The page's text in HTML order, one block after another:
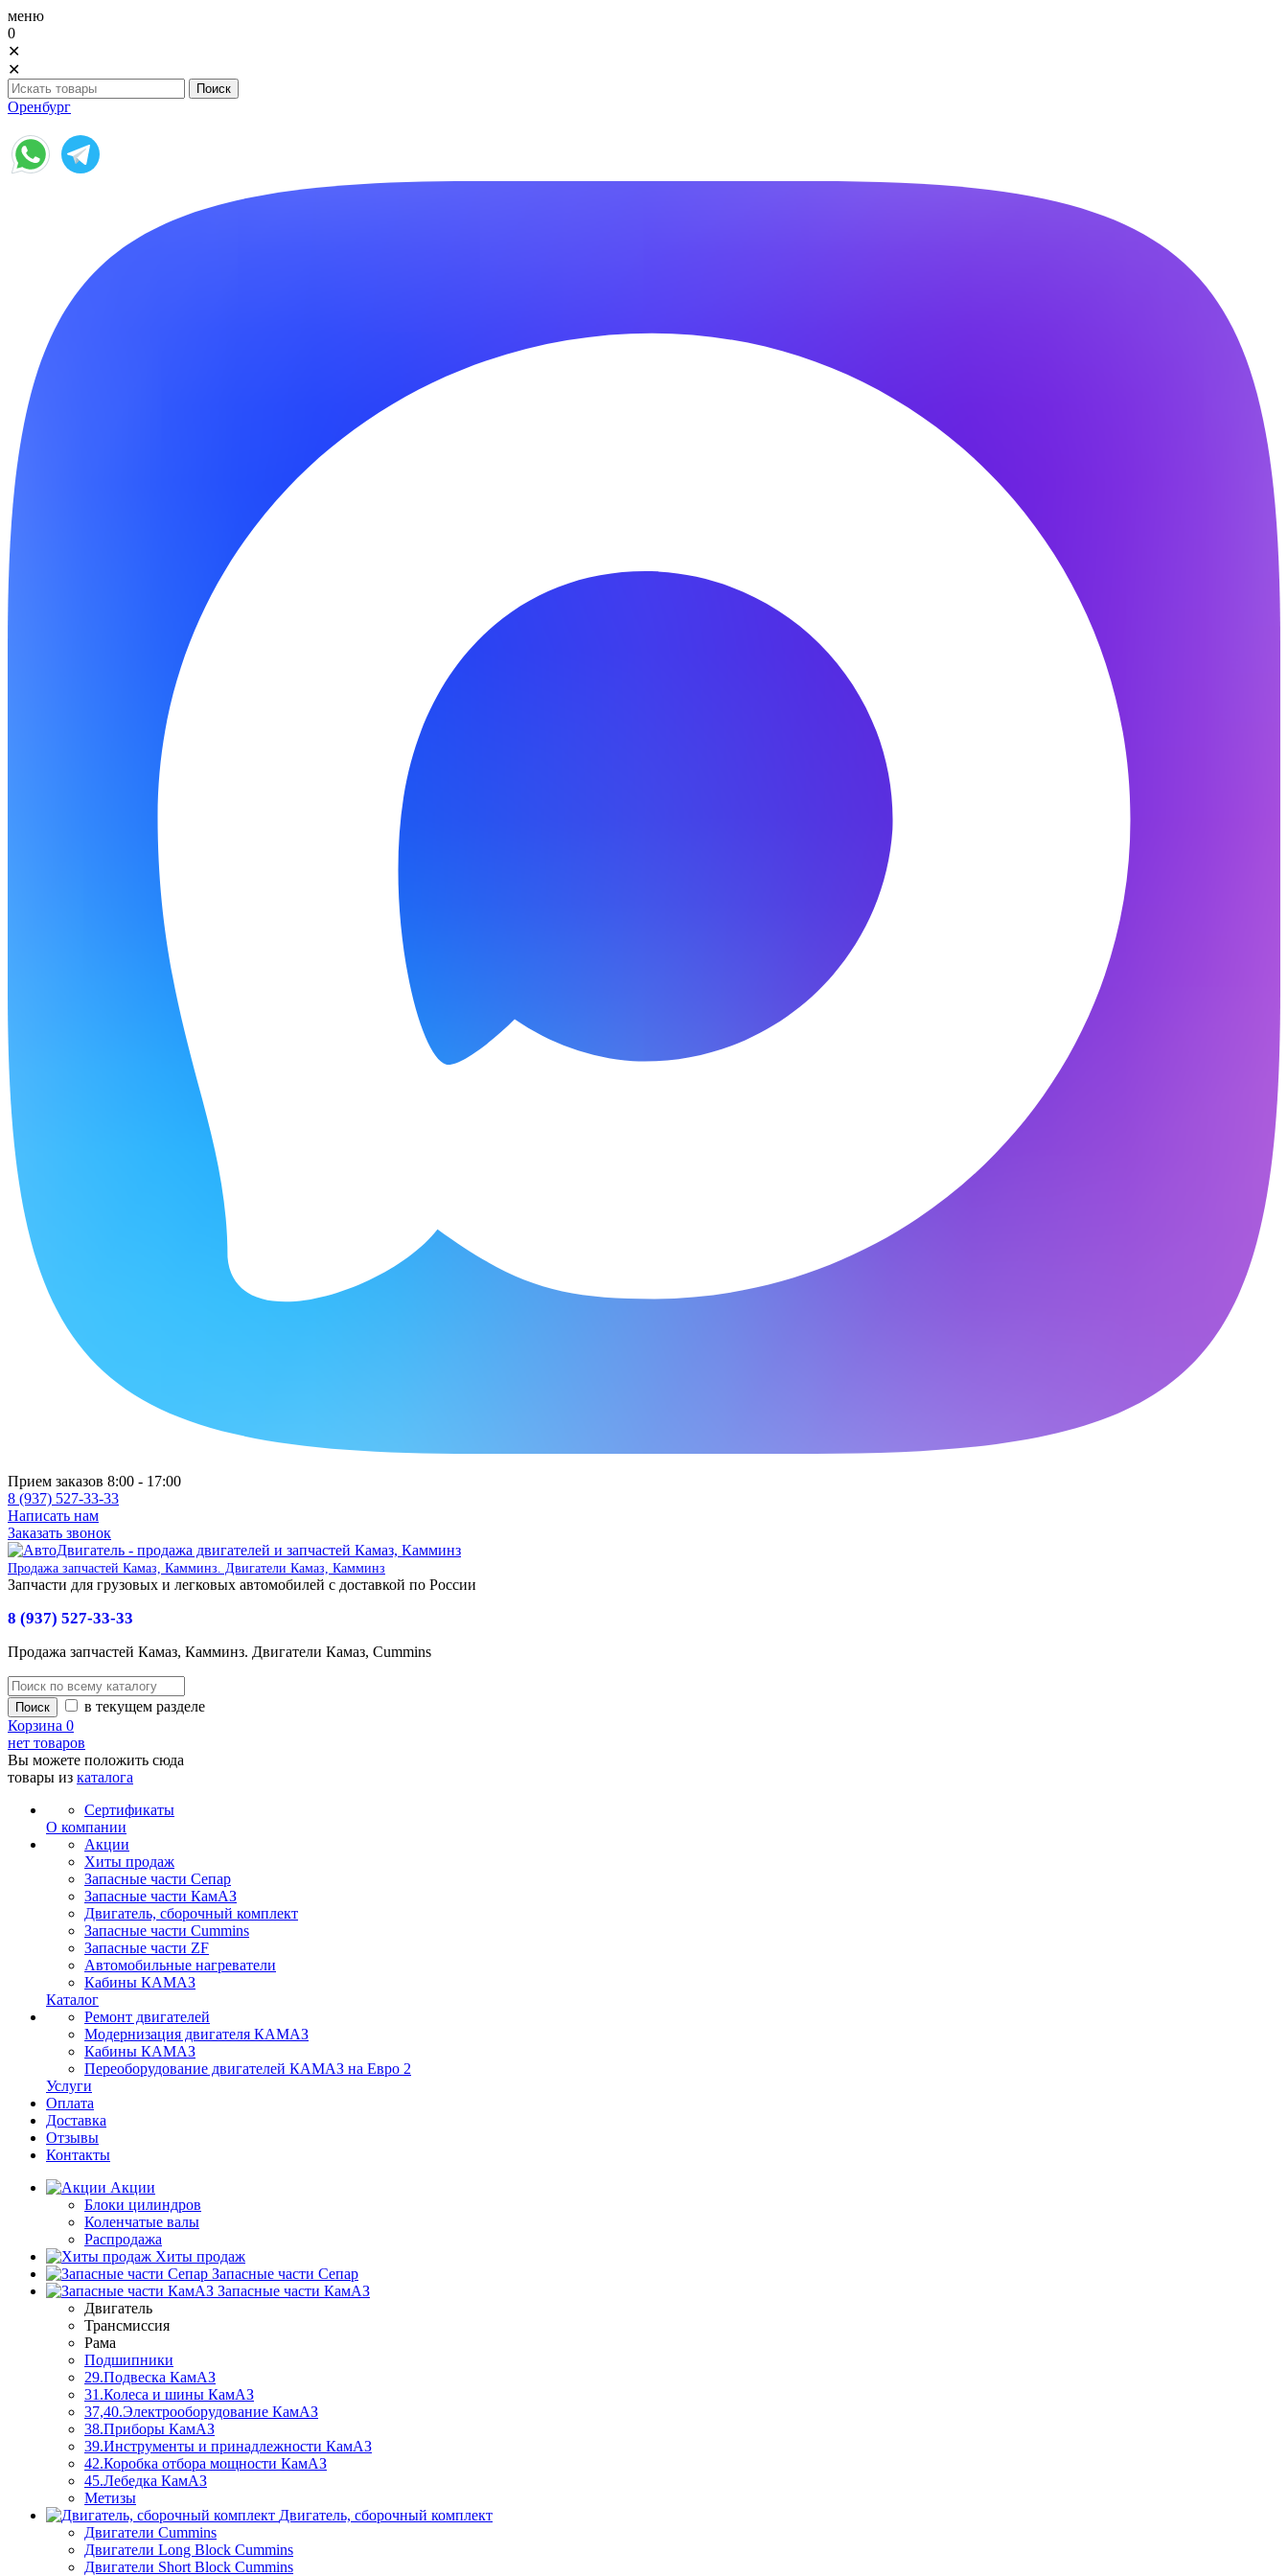
меню
0
✕
✕
Оренбург
Прием заказов 8:00 - 17:00
8 (937) 527-33-33
Написать нам
Заказать звонок
Продажа запчастей Камаз, Камминз. Двигатели Камаз, Камминз
Запчасти для грузовых и легковых автомобилей с доставкой по России
8 (937) 527-33-33
Продажа запчастей Камаз, Камминз. Двигатели Камаз, Cummins
в текущем разделе
Корзина 0
нет товаров
Вы можете положить сюда
товары из каталога
Сертификаты
О компании
Акции
Хиты продаж
Запасные части Сепар
Запасные части КамАЗ
Двигатель, сборочный комплект
Запасные части Cummins
Запасные части ZF
Автомобильные нагреватели
Кабины КАМАЗ
Каталог
Ремонт двигателей
Модернизация двигателя КАМАЗ
Кабины КАМАЗ
Переоборудование двигателей КАМАЗ на Евро 2
Услуги
Оплата
Доставка
Отзывы
Контакты
Акции
Блоки цилиндров
Коленчатые валы
Распродажа
Хиты продаж
Запасные части Сепар
Запасные части КамАЗ
Двигатель
Трансмиссия
Рама
Подшипники
29.Подвеска КамАЗ
31.Колеса и шины КамАЗ
37,40.Электрооборудование КамАЗ
38.Приборы КамАЗ
39.Инструменты и принадлежности КамАЗ
42.Коробка отбора мощности КамАЗ
45.Лебедка КамАЗ
Метизы
Двигатель, сборочный комплект
Двигатели Cummins
Двигатели Long Bloсk Cummins
Двигатели Short Bloсk Cummins